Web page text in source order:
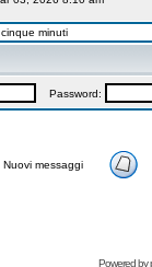
minuti
Password:
Nuovi messaggi
Powered by